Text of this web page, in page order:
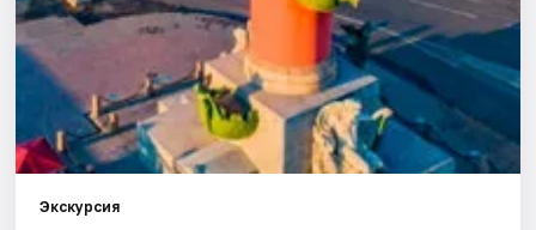
Экскурсия